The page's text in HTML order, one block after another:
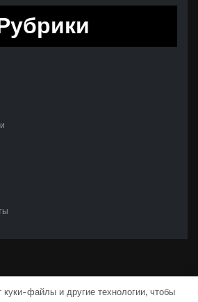
куки-файлы и другие технологии, чтобы